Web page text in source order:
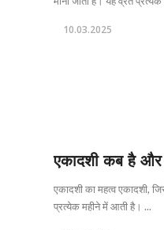
10.03.2025
एकादशी कब है और
एकादशी का महत्व एकादशी,
प्रत्येक महीने में आती है। ...